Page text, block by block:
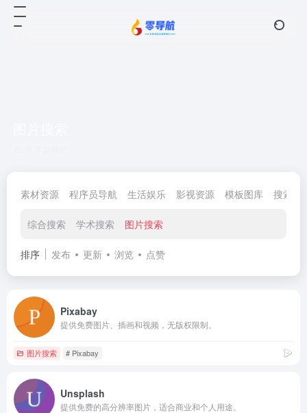
素材资源 程序员导航 生活娱乐 影视资源 模板图库 搜索查
综合搜索 学术搜索 图片搜索
排序 发布 更新 浏览 点赞
Pixabay
提供免费图片、插画和视频，无版权限制。
图片搜索 # Pixabay
Unsplash
提供免费的高分辨率图片，适合商业和个人用途。